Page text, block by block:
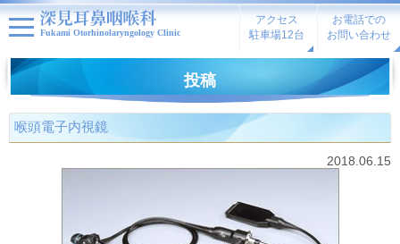
Fukami Otorhinolaryngology Clinic
アクセス
駐車場12台
お電話での
お問い合わせ
投稿
喉頭電子内視鏡
2018.06.15